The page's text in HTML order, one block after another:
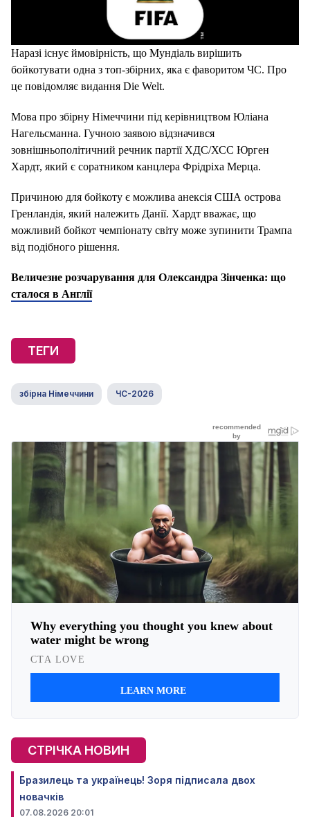
Наразі існує ймовірність, що Мундіаль вирішить
бойкотувати одна з топ-збірних, яка є фаворитом ЧС. Про
це повідомляє видання Die Welt.
Мова про збірну Німеччини під керівництвом Юліана
Нагельсманна. Гучною заявою відзначився
зовнішньополітичний речник партії ХДС/ХСС Юрген
Хардт, який є соратником канцлера Фрідріха Мерца.
Причиною для бойкоту є можлива анексія США острова
Гренландія, який належить Данії. Хардт вважає, що
можливий бойкот чемпіонату світу може зупинити Трампа
від подібного рішення.
Величезне розчарування для Олександра Зінченка: що
сталося в Англії
ТЕГИ
збірна Німеччини ЧС-2026
СТРІЧКА НОВИН
Бразилець та українець! Зоря підписала двох
новачків
07.08.2026 20:01